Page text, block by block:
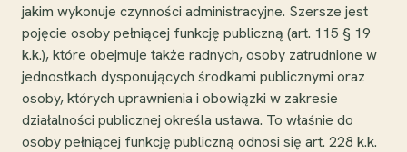
jakim wykonuje czynności administracyjne. Szersze jest
pojęcie osoby pełniącej funkcję publiczną (art. 115 § 19
k.k.), które obejmuje także radnych, osoby zatrudnione w
jednostkach dysponujących środkami publicznymi oraz
osoby, których uprawnienia i obowiązki w zakresie
działalności publicznej określa ustawa. To właśnie do
osoby pełniącej funkcję publiczną odnosi się art. 228 k.k.